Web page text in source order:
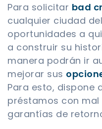
Para solicitar bad
cualquier ciudad
oportunidades a
a construir su
manera podrán ir
mejorar sus
Para esto, dispone
préstamos con
garantías de